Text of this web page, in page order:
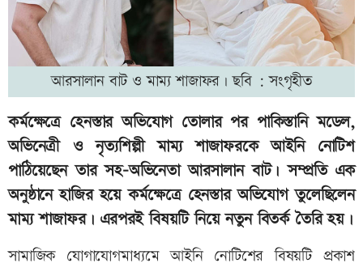
আরসালান বাট ও মাম্য শাজাফর। ছবি : সংগৃহীত
কর্মক্ষেত্রে হেনস্তার অভিযোগ তোলার পর পাকিস্তানি মডেল,
অভিনেত্রী ও নৃত্যশিল্পী মাম্য শাজাফরকে আইনি নোটিশ
পাঠিয়েছেন তার সহ-অভিনেতা আরসালান বাট। সম্প্রতি এক
অনুষ্ঠানে হাজির হয়ে কর্মক্ষেত্রে হেনস্তার অভিযোগ তুলেছিলেন
মাম্য শাজাফর। এরপরই বিষয়টি নিয়ে নতুন বিতর্ক তৈরি হয়।
সামাজিক যোগাযোগমাধ্যমে আইনি নোটিশের বিষয়টি প্রকাশ